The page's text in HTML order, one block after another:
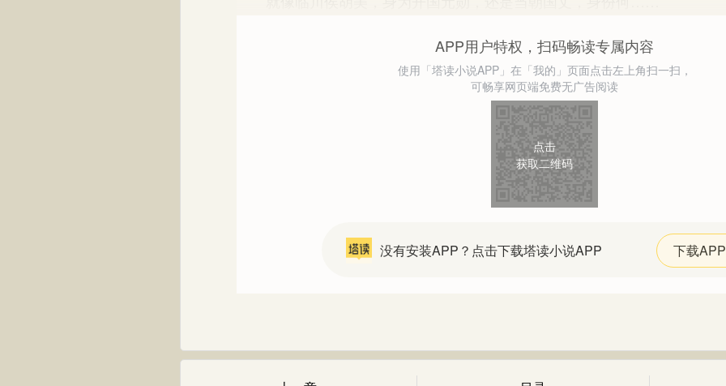
APP用户特权，扫码畅读专属内容
使用「塔读小说APP」在「我的」页面点击左上角扫一扫，
可畅享网页端免费无广告阅读
点击
获取二维码
没有安装APP？点击下载塔读小说APP 下载APP